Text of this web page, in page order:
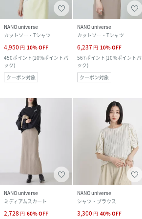
NANO universe
カットソー・Tシャツ
4,950 円 10%OFF
450ポイント(10%ポイントバ
ック)
クーポン対象
NANO universe
カットソー・Tシャツ
6,237 円 10%OFF
567ポイント(10%ポイントバ
ック)
クーポン対象
NANO universe
ミディアムスカート
2,728 円 60%OFF
NANO universe
シャツ・ブラウス
3,300 円 40%OFF